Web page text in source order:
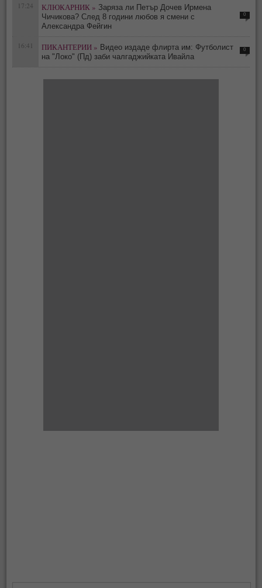
17:24 КЛЮКАРНИК » Заряза ли Петър Дочев Ирмена
Чичикова? След 8 години любов я смени с
Александра Фейгин
0
16:41 ПИКАНТЕРИИ » Видео издаде флирта им: Футболист
на "Локо" (Пд) заби чалгаджийката Ивайла
0